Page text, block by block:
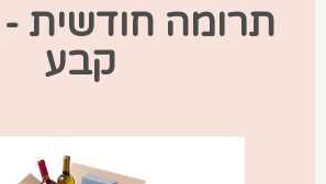
תרומה חודשית
קבע